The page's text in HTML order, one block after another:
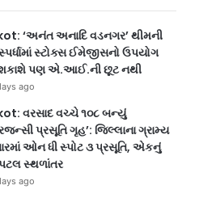
‘અનંત અનાદિ વડનગર’ થીમની
સ્ટોક્સ ઈમેજીસનો ઉપયોગ
શકાશે પણ એ.આઈ.ની છૂટ નથી
ago
વરસાદ વચ્ચે ૧૦૮ બન્યું
પ્રસૂતિ ગૃહ’: જિલ્લાના ગ્રામ્ય
ઓન ધી સ્પોટ ૩ પ્રસૂતિ, એકનું
સ્થળાંતર
ago